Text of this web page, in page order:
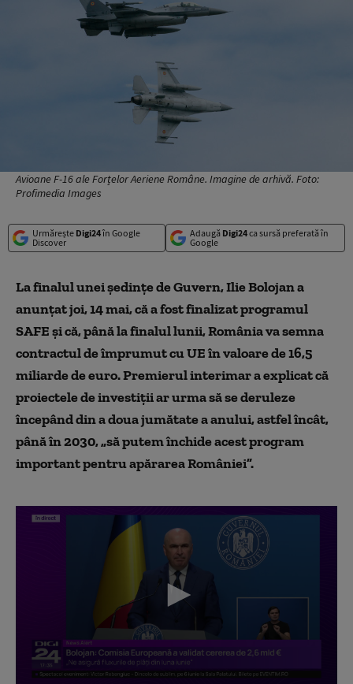
Avioane F-16 ale Forțelor Aeriene Române. Imagine de arhivă. Foto:
Profimedia Images
Urmărește Digi24în Google
Discover
Adaugă Digi24ca sursă preferată în
Google
La finalul unei ședințe de Guvern, Ilie Bolojan a
anunțat joi, 14 mai, că a fost finalizat programul
SAFE și că, până la finalul lunii, România va semna
contractul de împrumut cu UE în valoare de 16,5
miliarde de euro. Premierul interimar a explicat că
proiectele de investiții ar urma să se deruleze
începând din a doua jumătate a anului, astfel încât,
până în 2030, „să putem închide acest program
important pentru apărarea României”.